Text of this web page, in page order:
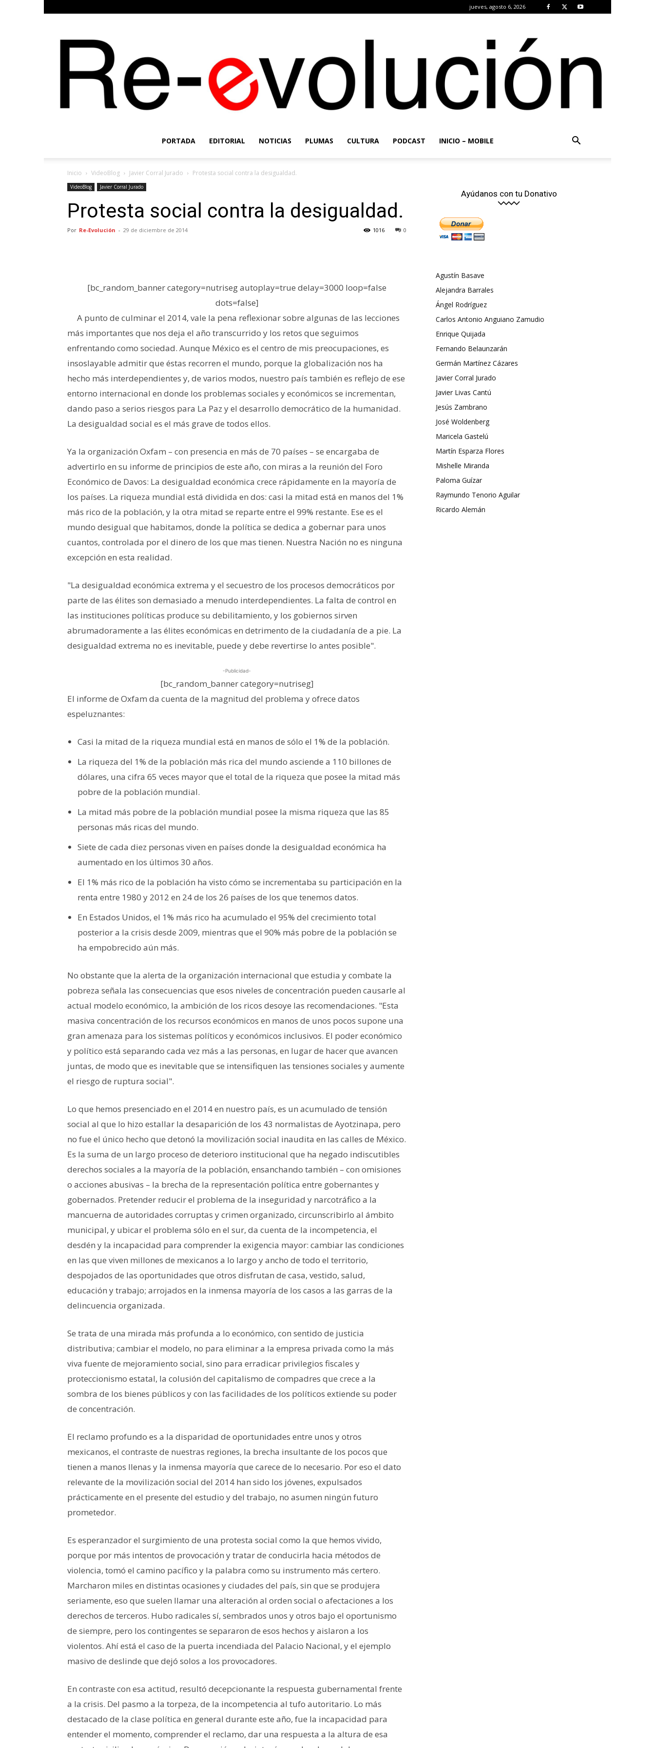
jueves, agosto 6, 2026
Evolución
PORTADA EDITORIAL NOTICIAS PLUMAS CULTURA PODCAST INICIO – MOBILE
Inicio VideoBlog Javier Corral Jurado Protesta social contra la desigualdad.
VideoBlog Javier Corral Jurado
Protesta social contra la desigualdad.
Por Re-Evolución - 29 de diciembre de 2014 0
1016
[bc_random_banner category=nutriseg autoplay=true delay=3000 loop=false
dots=false]
A punto de culminar el 2014, vale la pena reflexionar sobre algunas de las lecciones
más importantes que nos deja el año transcurrido y los retos que seguimos
enfrentando como sociedad. Aunque México es el centro de mis preocupaciones, es
insoslayable admitir que éstas recorren el mundo, porque la globalización nos ha
hecho más interdependientes y, de varios modos, nuestro país también es reflejo de ese
entorno internacional en donde los problemas sociales y económicos se incrementan,
dando paso a serios riesgos para La Paz y el desarrollo democrático de la humanidad.
La desigualdad social es el más grave de todos ellos.
Ya la organización Oxfam – con presencia en más de 70 países – se encargaba de
advertirlo en su informe de principios de este año, con miras a la reunión del Foro
Económico de Davos: La desigualdad económica crece rápidamente en la mayoría de
los países. La riqueza mundial está dividida en dos: casi la mitad está en manos del 1%
más rico de la población, y la otra mitad se reparte entre el 99% restante. Ese es el
mundo desigual que habitamos, donde la política se dedica a gobernar para unos
cuantos, controlada por el dinero de los que mas tienen. Nuestra Nación no es ninguna
excepción en esta realidad.
"La desigualdad económica extrema y el secuestro de los procesos democráticos por
parte de las élites son demasiado a menudo interdependientes. La falta de control en
las instituciones políticas produce su debilitamiento, y los gobiernos sirven
abrumadoramente a las élites económicas en detrimento de la ciudadanía de a pie. La
desigualdad extrema no es inevitable, puede y debe revertirse lo antes posible".
-Publicidad-
[bc_random_banner category=nutriseg]
El informe de Oxfam da cuenta de la magnitud del problema y ofrece datos
espeluznantes:
Casi la mitad de la riqueza mundial está en manos de sólo el 1% de la población.
La riqueza del 1% de la población más rica del mundo asciende a 110 billones de
dólares, una cifra 65 veces mayor que el total de la riqueza que posee la mitad más
pobre de la población mundial.
La mitad más pobre de la población mundial posee la misma riqueza que las 85
personas más ricas del mundo.
Siete de cada diez personas viven en países donde la desigualdad económica ha
aumentado en los últimos 30 años.
El 1% más rico de la población ha visto cómo se incrementaba su participación en la
renta entre 1980 y 2012 en 24 de los 26 países de los que tenemos datos.
En Estados Unidos, el 1% más rico ha acumulado el 95% del crecimiento total
posterior a la crisis desde 2009, mientras que el 90% más pobre de la población se
ha empobrecido aún más.
No obstante que la alerta de la organización internacional que estudia y combate la
pobreza señala las consecuencias que esos niveles de concentración pueden causarle al
actual modelo económico, la ambición de los ricos desoye las recomendaciones. "Esta
masiva concentración de los recursos económicos en manos de unos pocos supone una
gran amenaza para los sistemas políticos y económicos inclusivos. El poder económico
y político está separando cada vez más a las personas, en lugar de hacer que avancen
juntas, de modo que es inevitable que se intensifiquen las tensiones sociales y aumente
el riesgo de ruptura social".
Lo que hemos presenciado en el 2014 en nuestro país, es un acumulado de tensión
social al que lo hizo estallar la desaparición de los 43 normalistas de Ayotzinapa, pero
no fue el único hecho que detonó la movilización social inaudita en las calles de México.
Es la suma de un largo proceso de deterioro institucional que ha negado indiscutibles
derechos sociales a la mayoría de la población, ensanchando también – con omisiones
o acciones abusivas – la brecha de la representación política entre gobernantes y
gobernados. Pretender reducir el problema de la inseguridad y narcotráfico a la
mancuerna de autoridades corruptas y crimen organizado, circunscribirlo al ámbito
municipal, y ubicar el problema sólo en el sur, da cuenta de la incompetencia, el
desdén y la incapacidad para comprender la exigencia mayor: cambiar las condiciones
en las que viven millones de mexicanos a lo largo y ancho de todo el territorio,
despojados de las oportunidades que otros disfrutan de casa, vestido, salud,
educación y trabajo; arrojados en la inmensa mayoría de los casos a las garras de la
delincuencia organizada.
Se trata de una mirada más profunda a lo económico, con sentido de justicia
distributiva; cambiar el modelo, no para eliminar a la empresa privada como la más
viva fuente de mejoramiento social, sino para erradicar privilegios fiscales y
proteccionismo estatal, la colusión del capitalismo de compadres que crece a la
sombra de los bienes públicos y con las facilidades de los políticos extiende su poder
de concentración.
El reclamo profundo es a la disparidad de oportunidades entre unos y otros
mexicanos, el contraste de nuestras regiones, la brecha insultante de los pocos que
tienen a manos llenas y la inmensa mayoría que carece de lo necesario. Por eso el dato
relevante de la movilización social del 2014 han sido los jóvenes, expulsados
prácticamente en el presente del estudio y del trabajo, no asumen ningún futuro
prometedor.
Es esperanzador el surgimiento de una protesta social como la que hemos vivido,
porque por más intentos de provocación y tratar de conducirla hacia métodos de
violencia, tomó el camino pacífico y la palabra como su instrumento más certero.
Marcharon miles en distintas ocasiones y ciudades del país, sin que se produjera
seriamente, eso que suelen llamar una alteración al orden social o afectaciones a los
derechos de terceros. Hubo radicales sí, sembrados unos y otros bajo el oportunismo
de siempre, pero los contingentes se separaron de esos hechos y aislaron a los
violentos. Ahí está el caso de la puerta incendiada del Palacio Nacional, y el ejemplo
masivo de deslinde que dejó solos a los provocadores.
En contraste con esa actitud, resultó decepcionante la respuesta gubernamental frente
a la crisis. Del pasmo a la torpeza, de la incompetencia al tufo autoritario. Lo más
destacado de la clase política en general durante este año, fue la incapacidad para
entender el momento, comprender el reclamo, dar una respuesta a la altura de esa
Ayúdanos con tu Donativo
Agustín Basave
Alejandra Barrales
Ángel Rodríguez
Carlos Antonio Anguiano Zamudio
Enrique Quijada
Fernando Belaunzarán
Germán Martínez Cázares
Javier Corral Jurado
Javier Livas Cantú
Jesús Zambrano
José Woldenberg
Maricela Gastelú
Martín Esparza Flores
Mishelle Miranda
Paloma Guízar
Raymundo Tenorio Aguilar
Ricardo Alemán